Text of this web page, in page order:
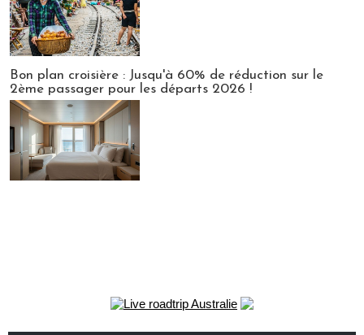
Bon plan croisière : Jusqu'à 60% de réduction sur le
2ème passager pour les départs 2026 !